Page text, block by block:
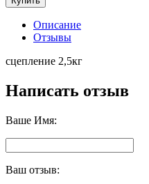
Описание
Отзывы
сцепление 2,5кг
Написать отзыв
Ваше Имя:
Ваш отзыв: